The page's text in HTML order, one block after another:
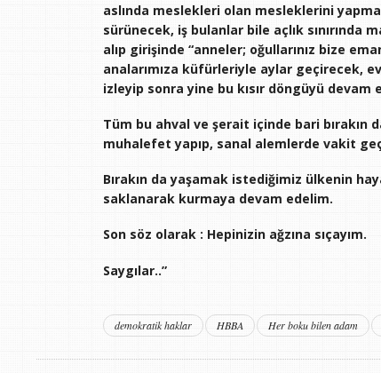
aslında meslekleri olan mesleklerini
sürünecek, iş bulanlar bile açlık sınırında
alıp girişinde “anneler; oğullarınız bize
analarımıza küfürleriyle aylar geçirecek,
izleyip sonra yine bu kısır döngüyü devam
Tüm bu ahval ve şerait içinde bari bırakın
muhalefet yapıp, sanal alemlerde vakit
Bırakın da yaşamak istediğimiz ülkenin
saklanarak kurmaya devam edelim.
Son söz olarak : Hepinizin ağzına sıçayım.
Saygılar..”
demokratik haklar HBBA Her boku bilen adam